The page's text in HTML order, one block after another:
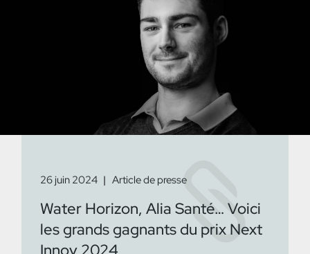
26 juin 2024 Article de presse
Water Horizon, Alia Santé… Voici
les grands gagnants du prix Next